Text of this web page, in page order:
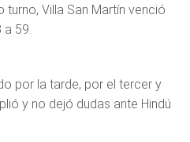
turno, Villa San Martín venció
59.
por la tarde, por el tercer y
y no dejó dudas ante Hindú